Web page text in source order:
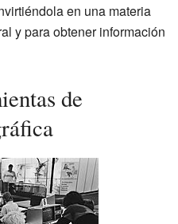
en una materia
y para obtener información
de